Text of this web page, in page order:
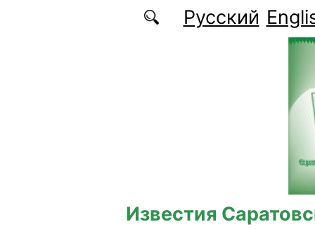
Перейти к основному содержаниюРусский
Известия